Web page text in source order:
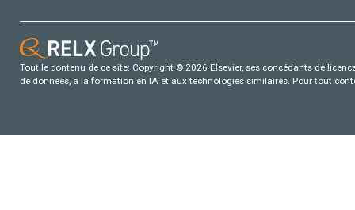
Tout le contenu de ce site: Copyright © 2026 Elsevier, ses concédants de
de données, a la formation en IA et aux technologies similaires. Pour tout